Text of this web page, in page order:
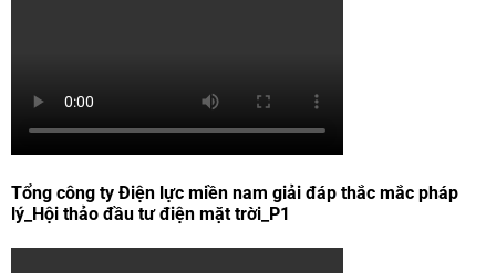
Tổng công ty Điện lực miền nam giải đáp thắc mắc pháp
lý_Hội thảo đầu tư điện mặt trời_P1